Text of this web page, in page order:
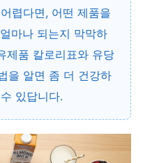
렵다면, 어떤 제품을
마나 되는지 막막하
제품 칼로리표와 유당
을 알면 좀 더 건강하
있답니다.